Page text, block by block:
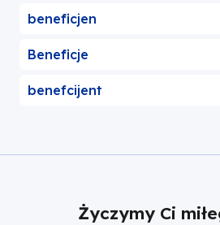
beneficjen
Beneficje
benefcijent
Życzymy Ci